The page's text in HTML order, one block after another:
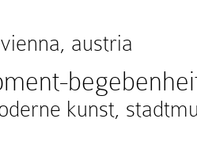
austria
kunst,